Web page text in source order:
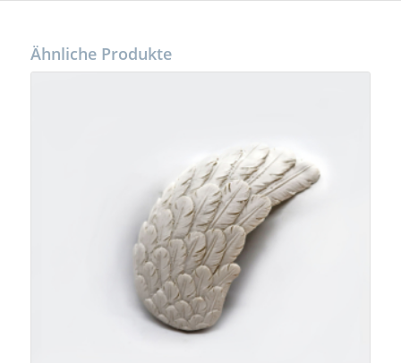
Ähnliche Produkte